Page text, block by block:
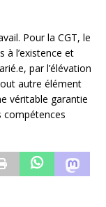
Pour la CGT, le
à l’existence et
par l’élévation
autre élément
véritable garantie
compétences